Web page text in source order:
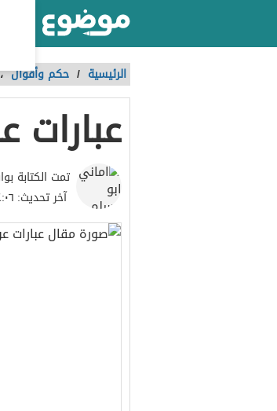
الرئيسية / حكم وأقوال
تمت الكتابة
آخر تحديث: ٠٤:٠٦ ، ٧